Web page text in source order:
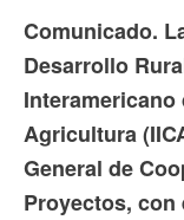
Comunicado.
Desarrollo
Agricultura
General de
Proyectos,